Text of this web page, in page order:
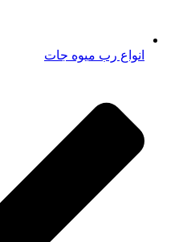
انواع رب میوه جات